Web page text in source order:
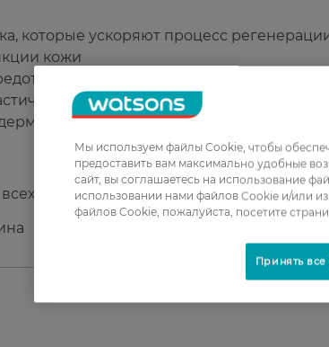
которые ускоряют процесс
кожи
воспалительные процессы
кожи
к агрессивному воздействию
типов для питания, увлажнения и
Мы используем файлы Cookie, чтобы
предоставить вам максимально удобные
сайт, вы соглашаетесь на использование
использовании нами файлов Cookie и/или
файлов Cookie, пожалуйста, посетите
Принять